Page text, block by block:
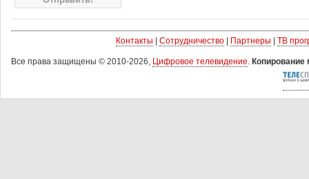
Контакты | Сотрудничество| Партнеры | ТВ
Все права защищены © 2010-2026, Цифровое телевидение Копирование